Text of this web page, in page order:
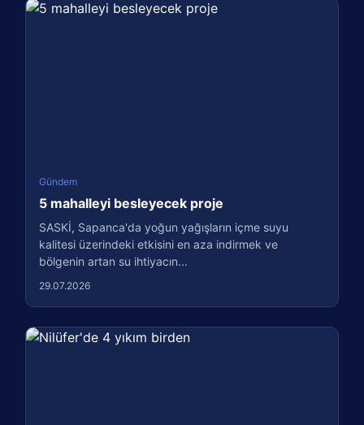
Gündem
5 mahalleyi besleyecek proje
SASKİ, Sapanca'da yoğun yağışların içme suyu
kalitesi üzerindeki etkisini en aza indirmek ve
bölgenin artan su ihtiyacın...
29.07.2026